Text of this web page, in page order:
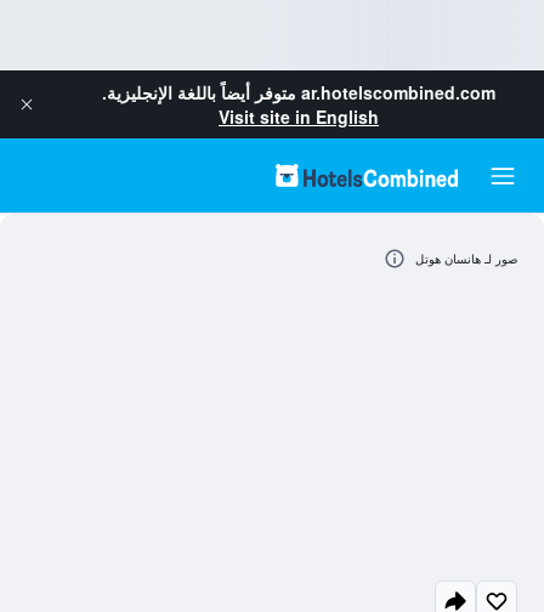
ar.hotelscombined.com متوفر أيضاً باللغة الإنجليزية.
Visit site in English
صور لـ هانسان هوتل